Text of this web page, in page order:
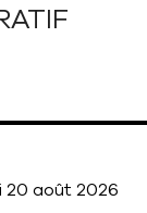
20 août 2026